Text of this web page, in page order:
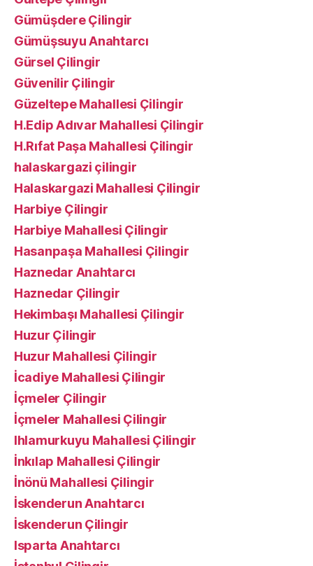
Gümüşdere Çilingir
Gümüşsuyu Anahtarcı
Gürsel Çilingir
Güvenilir Çilingir
Güzeltepe Mahallesi Çilingir
H.Edip Adıvar Mahallesi Çilingir
H.Rıfat Paşa Mahallesi Çilingir
halaskargazi çilingir
Halaskargazi Mahallesi Çilingir
Harbiye Çilingir
Harbiye Mahallesi Çilingir
Hasanpaşa Mahallesi Çilingir
Haznedar Anahtarcı
Haznedar Çilingir
Hekimbaşı Mahallesi Çilingir
Huzur Çilingir
Huzur Mahallesi Çilingir
İcadiye Mahallesi Çilingir
İçmeler Çilingir
İçmeler Mahallesi Çilingir
Ihlamurkuyu Mahallesi Çilingir
İnkılap Mahallesi Çilingir
İnönü Mahallesi Çilingir
İskenderun Anahtarcı
İskenderun Çilingir
Isparta Anahtarcı